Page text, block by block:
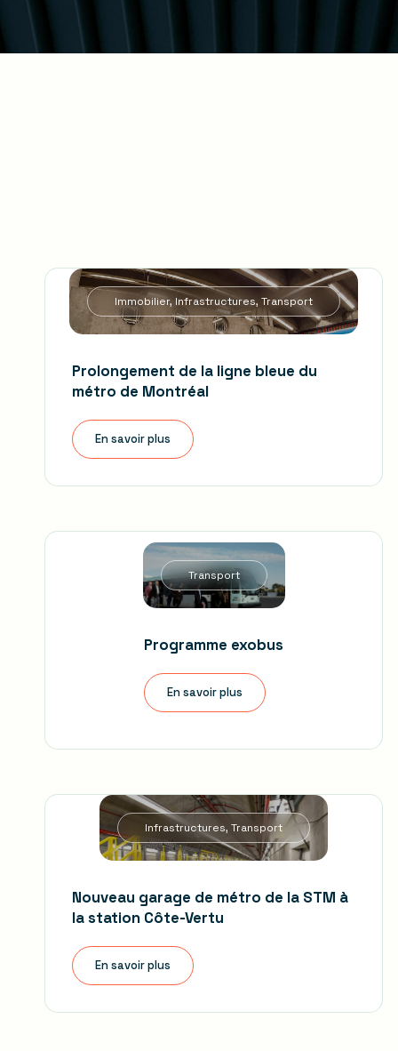
Immobilier, Infrastructures, Transport
Prolongement de la ligne bleue du
métro de Montréal
En savoir plus
Transport
Programme exobus
En savoir plus
Infrastructures, Transport
Nouveau garage de métro de la STM à
la station Côte-Vertu
En savoir plus